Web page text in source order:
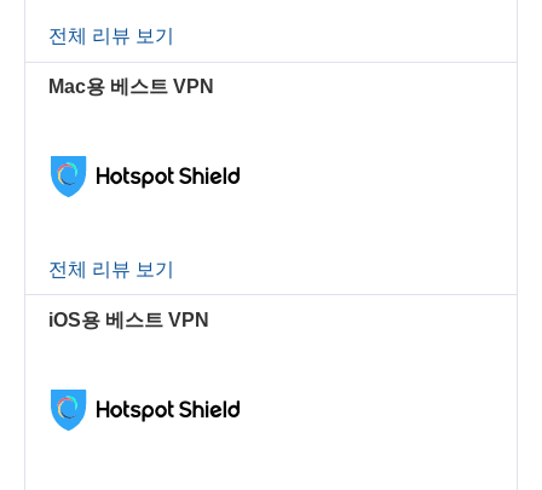
전체 리뷰 보기
Mac용 베스트 VPN
전체 리뷰 보기
iOS용 베스트 VPN